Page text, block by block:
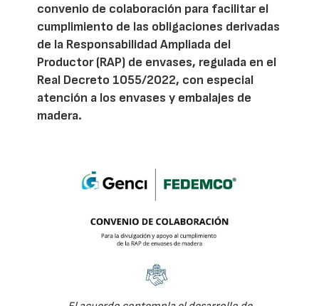
convenio de colaboración para facilitar el
cumplimiento de las obligaciones derivadas
de la Responsabilidad Ampliada del
Productor (RAP) de envases, regulada en el
Real Decreto 1055/2022, con especial
atención a los envases y embalajes de
madera.